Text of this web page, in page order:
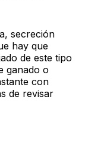
secreción
hay que
de este tipo
ganado o
con
de revisar